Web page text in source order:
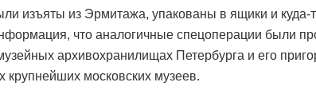
изъяты из Эрмитажа, упакованы в ящики и куда-
что аналогичные спецоперации были
архивохранилищах Петербурга и его
крупнейших московских музеев.